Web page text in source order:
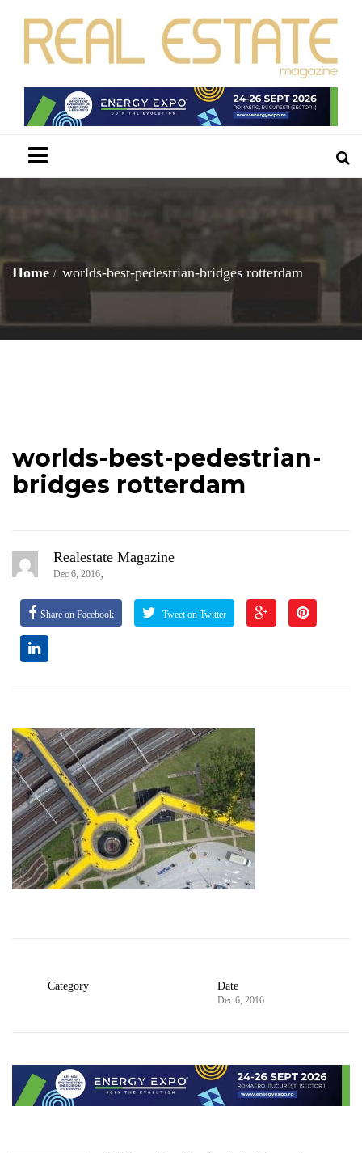
Home worlds-best-pedestrian-bridges rotterdam
worlds-best-pedestrian-
bridges rotterdam
Realestate Magazine
Dec 6, 2016,
Share on Facebook Tweet on Twitter
Category Date
Dec 6, 2016